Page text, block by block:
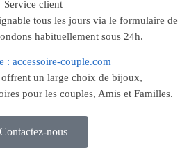
Service client
tous les jours via le formulaire de
habituellement sous 24h.
offrent un large choix de bijoux,
pour les couples, Amis et Familles.
Contactez-nous